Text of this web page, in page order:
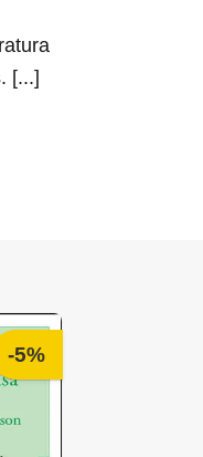
[...]
-5%